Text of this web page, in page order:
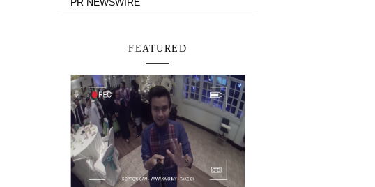
FEATURED